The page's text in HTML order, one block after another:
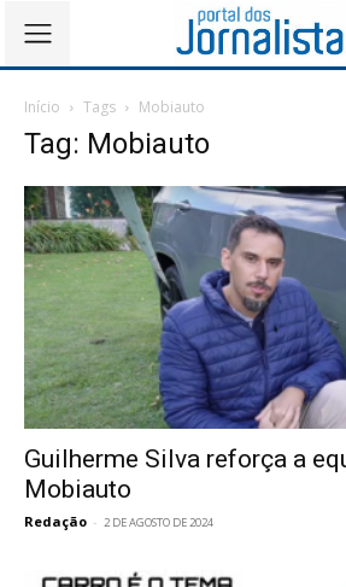
Início Tags Mobiauto
Tag: Mobiauto
Guilherme Silva reforça a
Mobiauto
Redação - 2 DE AGOSTO DE 2024